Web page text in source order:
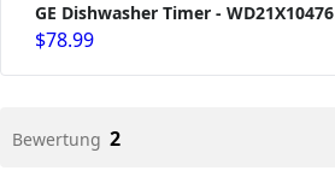
GE Dishwasher Timer - WD21X10476
$78.99
Bewertung 2